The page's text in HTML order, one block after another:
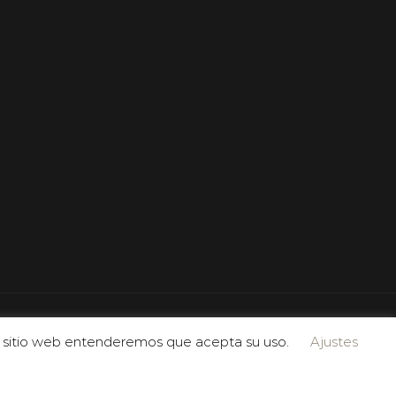
web entenderemos que acepta su uso. Ajustes